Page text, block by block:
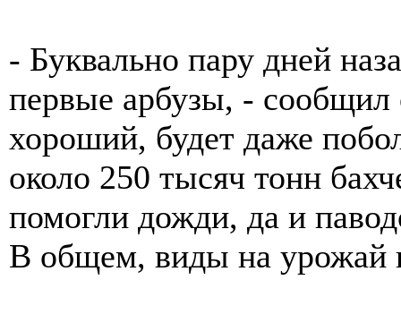
- Буквально пару дней
первые арбузы, -
хороший, будет даже
около 250 тысяч тонн
помогли дожди, да и
В общем, виды на урожай